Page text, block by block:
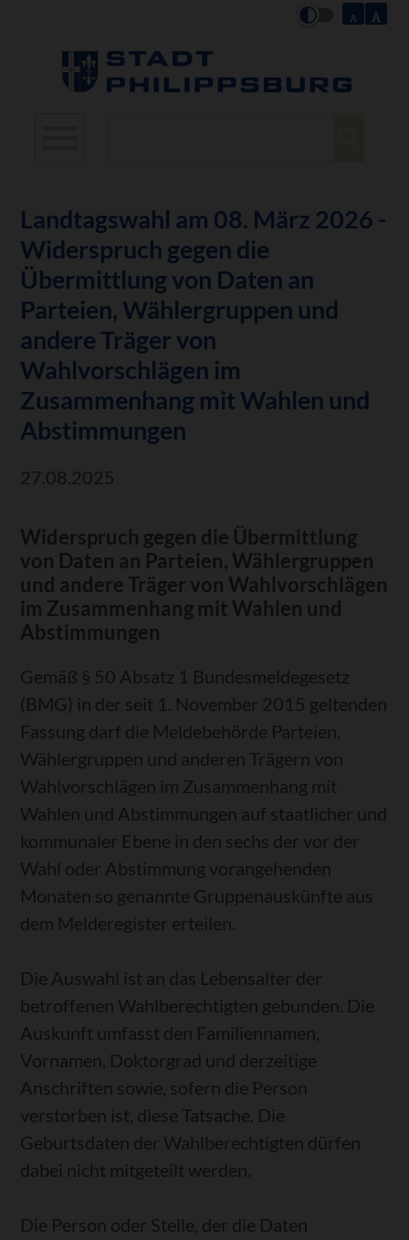
Landtagswahl am 08. März 2026 -
Widerspruch gegen die
Übermittlung von Daten an
Parteien, Wählergruppen und
andere Träger von
Wahlvorschlägen im
Zusammenhang mit Wahlen und
Abstimmungen
27.08.2025
Widerspruch gegen die Übermittlung
von Daten an Parteien, Wählergruppen
und andere Träger von Wahlvorschlägen
im Zusammenhang mit Wahlen und
Abstimmungen
Gemäß § 50 Absatz 1 Bundesmeldegesetz
(BMG) in der seit 1. November 2015 geltenden
Fassung darf die Meldebehörde Parteien,
Wählergruppen und anderen Trägern von
Wahlvorschlägen im Zusammenhang mit
Wahlen und Abstimmungen auf staatlicher und
kommunaler Ebene in den sechs der vor der
Wahl oder Abstimmung vorangehenden
Monaten so genannte Gruppenauskünfte aus
dem Melderegister erteilen.
Die Auswahl ist an das Lebensalter der
betroffenen Wahlberechtigten gebunden. Die
Auskunft umfasst den Familiennamen,
Vornamen, Doktorgrad und derzeitige
Anschriften sowie, sofern die Person
verstorben ist, diese Tatsache. Die
Geburtsdaten der Wahlberechtigten dürfen
dabei nicht mitgeteilt werden.
Die Person oder Stelle, der die Daten